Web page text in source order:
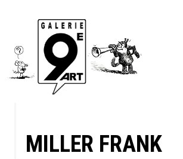
MILLER FRANK